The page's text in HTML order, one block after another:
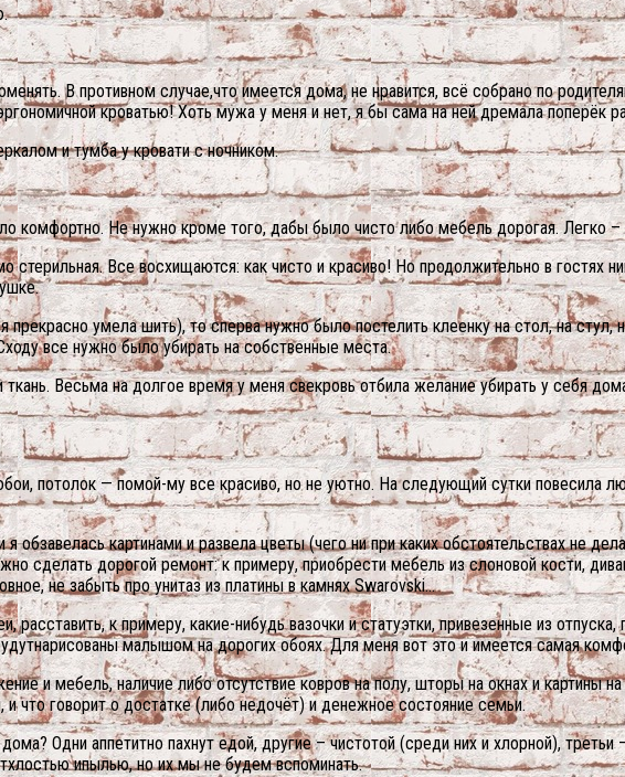
В противном случае,что имеется дома, не нравится, всё собрано по
кроватью! Хоть мужа у меня и нет, я бы сама на ней дремала поперёк
и тумба у кровати с ночником.
комфортно. Не нужно кроме того, дабы было чисто либо мебель дорогая. Легко
Все восхищаются: как чисто и красиво! Но продолжительно в гостях
умела шить), то сперва нужно было постелить клеенку на стол, на стул,
все нужно было убирать на собственные места.
Весьма на долгое время у меня свекровь отбила желание убирать у себя
потолок — помой-му все красиво, но не уютно. На следующий сутки повесила
картинами и развела цветы (чего ни при каких обстоятельствах не
сделать дорогой ремонт: к примеру, приобрести мебель из слоновой кости,
не забыть про унитаз из платины в камнях Swarovski…
к примеру, какие-нибудь вазочки и статуэтки, привезенные из
малышом на дорогих обоях. Для меня вот это и имеется самая
и мебель, наличие либо отсутствие ковров на полу, шторы на окнах и картины
говорит о достатке (либо недочёт) и денежное состояние семьи.
Одни аппетитно пахнут едой, другие – чистотой (среди них и хлорной), третьи
ипылью, но их мы не будем вспоминать.